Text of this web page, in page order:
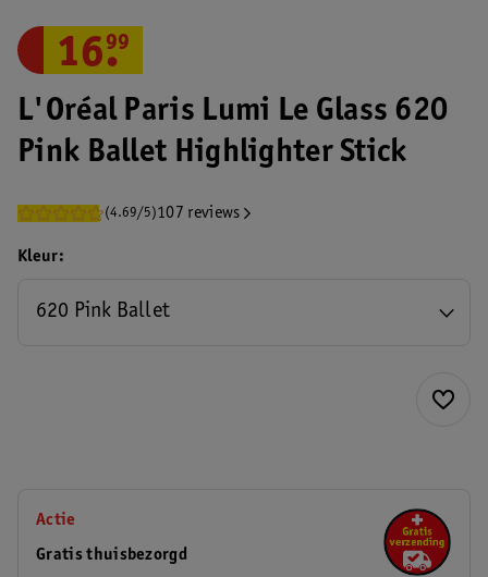
L'Oréal Paris Lumi Le Glass 620
Pink Ballet Highlighter Stick
(4.69/5)107 reviews
16.
99
Kleur
620 Pink Ballet
Actie
Gratis thuisbezorgd